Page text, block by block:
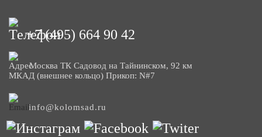
+7 (495) 664 90 42
Москва ТК Садовод на Тайнинском, 92 км
МКАД (внешнее кольцо) Прикоп: N#7
info@kolomsad.ru